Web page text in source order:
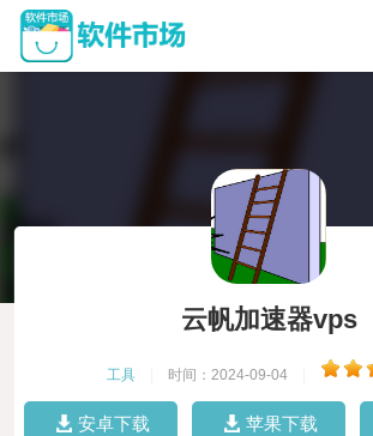
云帆加速器vps
工具 时间：2024-09-04
安卓下载 苹果下载